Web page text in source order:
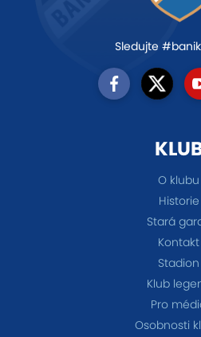
Sledujte
O klubu
Historie
Stará
Kontakt
Stadion
Klub
Pro
Osobnosti